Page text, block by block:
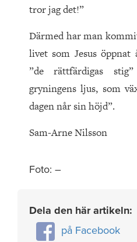
tror jag det!”
Därmed har man
livet som Jesus öppnat
”de rättfärdigas
gryningens ljus, som
dagen når sin höjd”.
Sam-Arne Nilsson
Foto: –
Dela den här artikeln:
på Facebook